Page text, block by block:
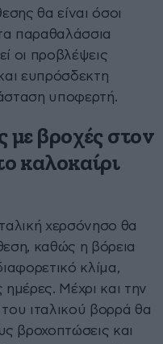
θα είναι όσοι
παραθαλάσσια
οι προβλέψεις
ευπρόσδεκτη
υποφερτή.
με βροχές στον
καλοκαίρι
χερσόνησο θα
καθώς η βόρεια
κλίμα,
ημέρες. Μέχρι και την
ιταλικού βορρά θα
βροχοπτώσεις και